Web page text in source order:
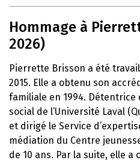
Hommage à
2026)
Pierrette Brisson a été
2015. Elle a obtenu son
familiale en 1994. Détentrice
social de l’Université Laval
et dirigé le Service
médiation du Centre
de 10 ans. Par la suite, elle a